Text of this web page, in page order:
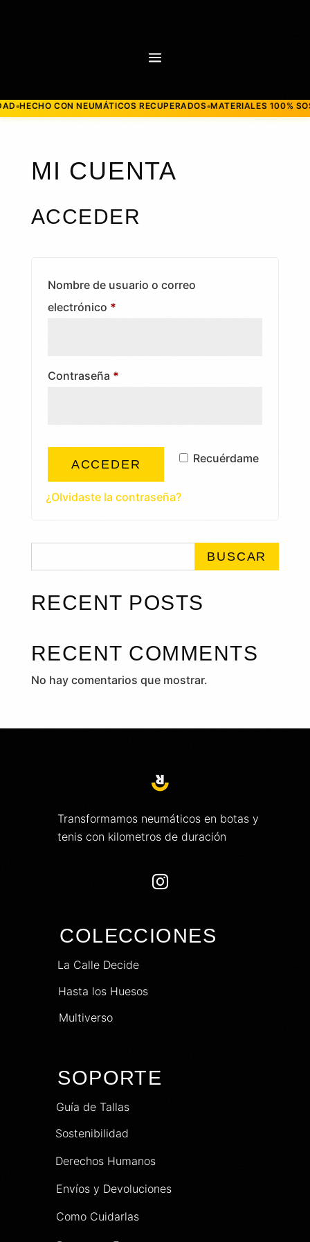
HECHO CON NEUMÁTICOS RECUPERADOS ●MATERIALES 100%
MI CUENTA
ACCEDER
Nombre de usuario o correo
electrónico *Obligatorio
Contraseña *Obligatorio
Recuérdame
ACCEDER
¿Olvidaste la contraseña?
BUSCAR
RECENT POSTS
RECENT COMMENTS
No hay comentarios que mostrar.
Transformamos neumáticos en botas y
tenis con kilometros de duración

COLECCIONES
La Calle Decide
Hasta los Huesos
Multiverso
SOPORTE
Guía de Tallas
Sostenibilidad
Derechos Humanos
Envíos y Devoluciones
Como Cuidarlas